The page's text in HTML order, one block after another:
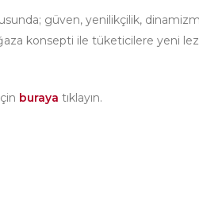
güven, yenilikçilik,
konsepti ile tüketicilere yeni
buraya tıklayın.